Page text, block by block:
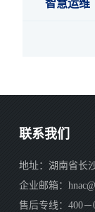
智慧运维
联系我们
地址：湖南省长
企业邮箱：
售后专线：400－